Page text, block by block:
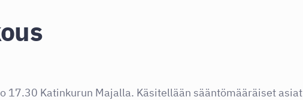
17.30 Katinkurun Majalla. Käsitellään sääntömääräiset asiat